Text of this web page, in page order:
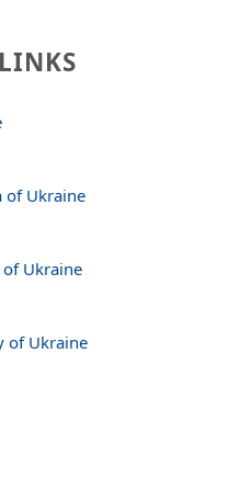
of Ukraine
Ukraine
of Ukraine